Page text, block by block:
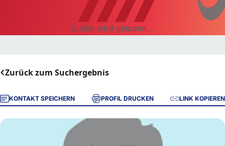
Suche wird geladen...
Zurück zum Suchergebnis
KONTAKT SPEICHERN PROFIL DRUCKEN LINK KOPIEREN